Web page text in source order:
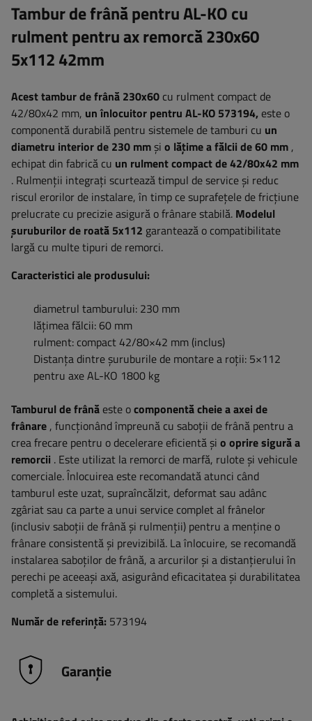
Tambur de frână pentru AL-KO cu
rulment pentru ax remorcă 230x60
5x112 42mm
Acest tambur de frână 230x60 cu rulment compact de
42/80x42 mm, un înlocuitor pentru AL-KO 573194, este o
componentă durabilă pentru sistemele de tamburi cu un
diametru interior de 230 mmși o lățime a fălcii de 60 mm ,
echipat din fabrică cu un rulment compact de 42/80x42 mm
. Rulmenții integrați scurtează timpul de service și reduc
riscul erorilor de instalare, în timp ce suprafețele de fricțiune
prelucrate cu precizie asigură o frânare stabilă. Modelul
șuruburilor de roată 5x112 garantează o compatibilitate
largă cu multe tipuri de remorci.
Caracteristici ale produsului:
diametrul tamburului: 230 mm
lățimea fălcii: 60 mm
rulment: compact 42/80×42 mm (inclus)
Distanța dintre șuruburile de montare a roții: 5×112
pentru axe AL-KO 1800 kg
Tamburul de frână este ocomponentă cheie a axei de
frânare , funcționând împreună cu saboții de frână pentru a
crea frecare pentru o decelerare eficientă și o oprire sigură a
remorcii . Este utilizat la remorci de marfă, rulote și vehicule
comerciale. Înlocuirea este recomandată atunci când
tamburul este uzat, supraîncălzit, deformat sau adânc
zgâriat sau ca parte a unui service complet al frânelor
(inclusiv saboții de frână și rulmenții) pentru a menține o
frânare consistentă și previzibilă. La înlocuire, se recomandă
instalarea saboților de frână, a arcurilor și a distanțierului în
perechi pe aceeași axă, asigurând eficacitatea și durabilitatea
completă a sistemului.
Număr de referință: 573194
Garanție